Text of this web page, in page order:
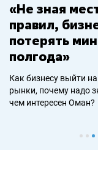
«Не зная
правил,
потерять
полгода»
Как бизнесу выйти
рынки, почему надо
чем интересен Оман?